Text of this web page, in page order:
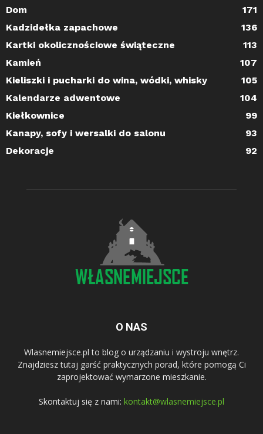
Dom
171
Kadzidełka zapachowe
136
Kartki okolicznościowe świąteczne
113
Kamień
107
Kieliszki i pucharki do wina, wódki, whisky
105
Kalendarze adwentowe
104
Kiełkownice
99
Kanapy, sofy i wersalki do salonu
93
Dekoracje
92
O NAS
Wlasnemiejsce.pl to blog o urządzaniu i wystroju wnętrz.
Znajdziesz tutaj garść praktycznych porad, które pomogą Ci
zaprojektować wymarzone mieszkanie.
Skontaktuj się z nami: kontakt@wlasnemiejsce.pl